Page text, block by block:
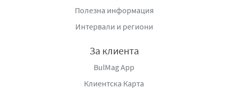
Полезна информация
Интервали и региони
За клиента
BulMag App
Клиентска Карта